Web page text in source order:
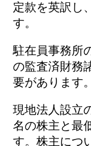
定款を英訳し
す。
駐在員事務所
の監査済財務
要があります。
現地法人設立
名の株主と最
す。株主につ